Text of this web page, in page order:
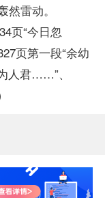
雷动。
页“今日忽
页第一段“余幼
人君……”、